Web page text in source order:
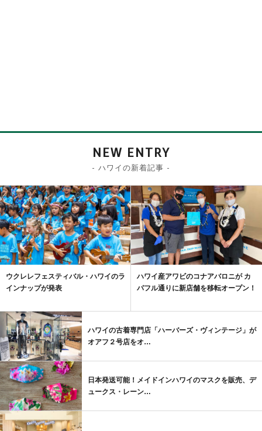
NEW ENTRY
- ハワイの新着記事 -
ウクレレフェスティバル・ハワイのラ
インナップが発表
ハワイ産アワビのコナアバロニが カ
パフル通りに新店舗を移転オープン！
ハワイの古着専門店「ハーバーズ・ヴィンテージ」が
オアフ２号店をオ…
日本発送可能！メイドインハワイのマスクを販売、デ
ュークス・レーン…